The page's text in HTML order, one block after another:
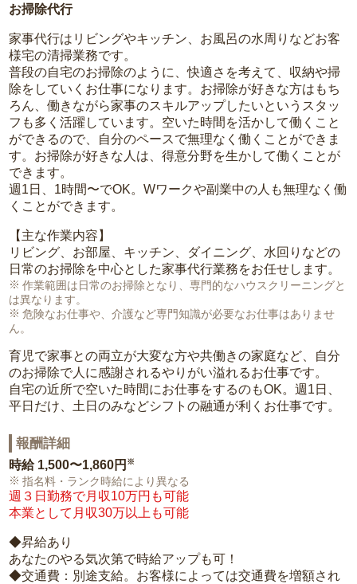
お掃除代行
家事代行はリビングやキッチン、お風呂の水周りなどお客
様宅の清掃業務です。
普段の自宅のお掃除のように、快適さを考えて、収納や掃
除をしていくお仕事になります。お掃除が好きな方はもち
ろん、働きながら家事のスキルアップしたいというスタッ
フも多く活躍しています。空いた時間を活かして働くこと
ができるので、自分のペースで無理なく働くことができま
す。お掃除が好きな人は、得意分野を生かして働くことが
できます。
週1日、1時間〜でOK。Wワークや副業中の人も無理なく働
くことができます。
【主な作業内容】
リビング、お部屋、キッチン、ダイニング、水回りなどの
日常のお掃除を中心とした家事代行業務をお任せします。
作業範囲は日常のお掃除となり、専門的なハウスクリーニングと
は異なります。
危険なお仕事や、介護など専門知識が必要なお仕事はありませ
ん。
育児で家事との両立が大変な方や共働きの家庭など、自分
のお掃除で人に感謝されるやりがい溢れるお仕事です。
自宅の近所で空いた時間にお仕事をするのもOK。週1日、
平日だけ、土日のみなどシフトの融通が利くお仕事です。
報酬詳細
時給 1,500〜1,860円 ※
指名料・ランク時給により異なる
週３日勤務で月収10万円も可能
本業として月収30万以上も可能
◆昇給あり
あなたのやる気次第で時給アップも可！
◆交通費：別途支給。お客様によっては交通費を増額され